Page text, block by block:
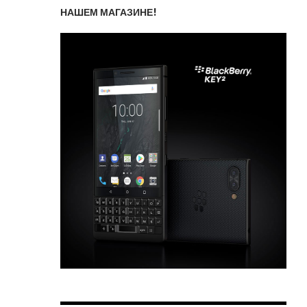
НАШЕМ МАГАЗИНЕ!